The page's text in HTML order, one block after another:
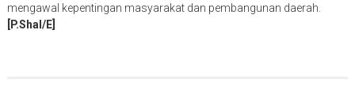
mengawal kepentingan masyarakat dan pembangunan daerah.
[P.Shal/E]